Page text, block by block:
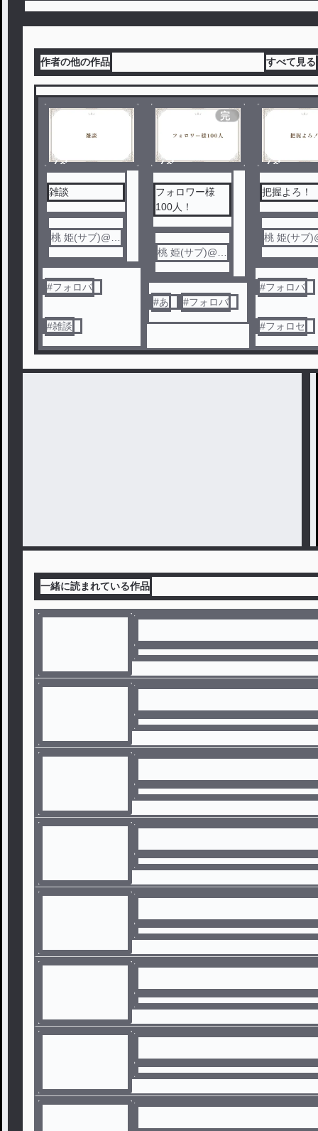
作者の他の作品 すべて見る
ノベ
雑談
桃 姫(サブ)@フ
#フォロバ
#雑談
ノベ
完
フォロワー様
100人！
桃 姫(サブ)@フ
#あ #フォロバ
ノベ
把握よろ！
桃 姫(サブ
#フォロバ
#フォロセ
一緒に読まれている作品